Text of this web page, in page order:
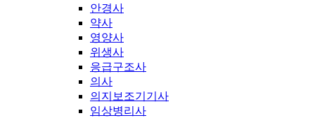
안경사
약사
영양사
위생사
응급구조사
의사
의지보조기기사
임상병리사